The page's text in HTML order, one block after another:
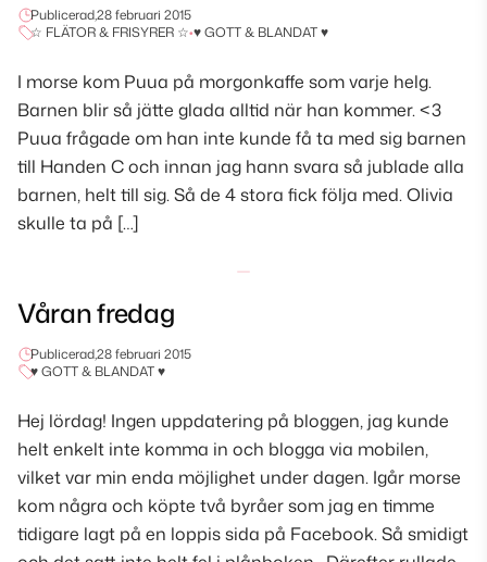
Publicerad,28 februari 2015
☆ FLÄTOR & FRISYRER ☆•♥ GOTT & BLANDAT ♥
I morse kom Puua på morgonkaffe som varje helg.
Barnen blir så jätte glada alltid när han kommer. <3
Puua frågade om han inte kunde få ta med sig barnen
till Handen C och innan jag hann svara så jublade alla
barnen, helt till sig. Så de 4 stora fick följa med. Olivia
skulle ta på […]
Våran fredag
Publicerad,28 februari 2015
♥ GOTT & BLANDAT ♥
Hej lördag! Ingen uppdatering på bloggen, jag kunde
helt enkelt inte komma in och blogga via mobilen,
vilket var min enda möjlighet under dagen. Igår morse
kom några och köpte två byråer som jag en timme
tidigare lagt på en loppis sida på Facebook. Så smidigt